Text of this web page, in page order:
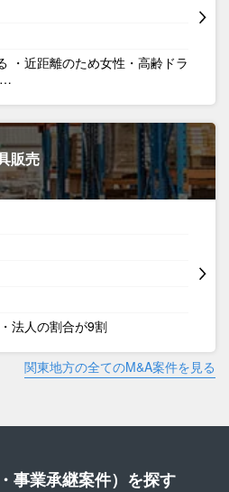
・近距離のため女性・高齢ドラ
…
販売
法人の割合が9割
関東地方の全てのM&A案件を見る
事業承継案件）を探す